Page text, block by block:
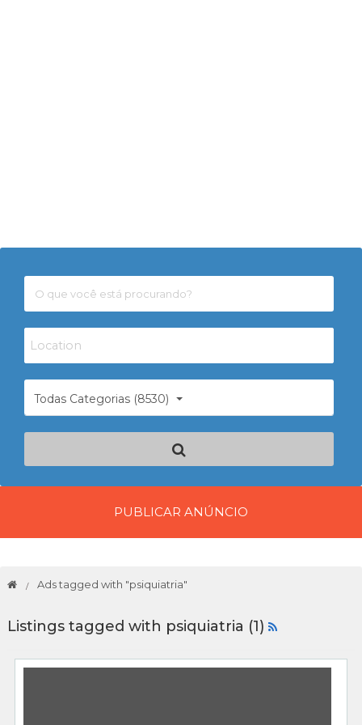
Todas Categorias (8530)
PUBLICAR ANÚNCIO
Ads tagged with "psiquiatria"
Listings tagged with psiquiatria (1)